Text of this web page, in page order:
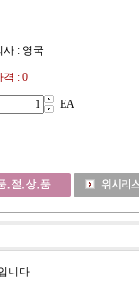
사 : 영국
격 : 0
EA
니다